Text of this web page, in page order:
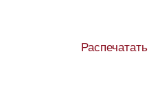
Распечатать